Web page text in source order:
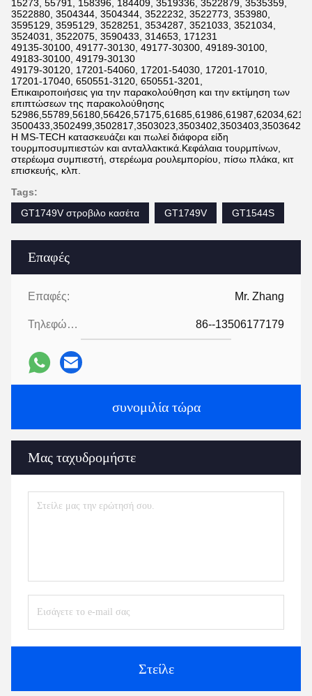
Επαφές
Επαφές: Mr. Zhang
Τηλεφώνημα: 86--13506177179
συνομιλία τώρα
Μας ταχυδρομήστε
Στείλε
15273, 55791, 158396, 184409, 3519336, 3522879, 3535359,
3522880, 3504344, 3504344, 3522232, 3522773, 353980,
3595129, 3595129, 3528251, 3534287, 3521033, 3521034,
3524031, 3522075, 3590433, 314653, 171231
49135-30100, 49177-30130, 49177-30300, 49189-30100,
49183-30100, 49179-30130
49179-30120, 17201-54060, 17201-54030, 17201-17010,
17201-17040, 650551-3120, 650551-3201,
Επικαιροποιήσεις για την παρακολούθηση και την εκτίμηση των
επιπτώσεων της παρακολούθησης
Η MS-TECH κατασκευάζει και πωλεί διάφορα είδη
τουρμποσυμπιεστών και ανταλλακτικά.Κεφάλαια τουρμπίνων,
στερέωμα συμπιεστή, στερέωμα ρουλεμπορίου, πίσω πλάκα, κιτ
επισκευής, κλπ.
Tags:
GT1749V στροβιλο κασέτα
GT1749V GT1544S